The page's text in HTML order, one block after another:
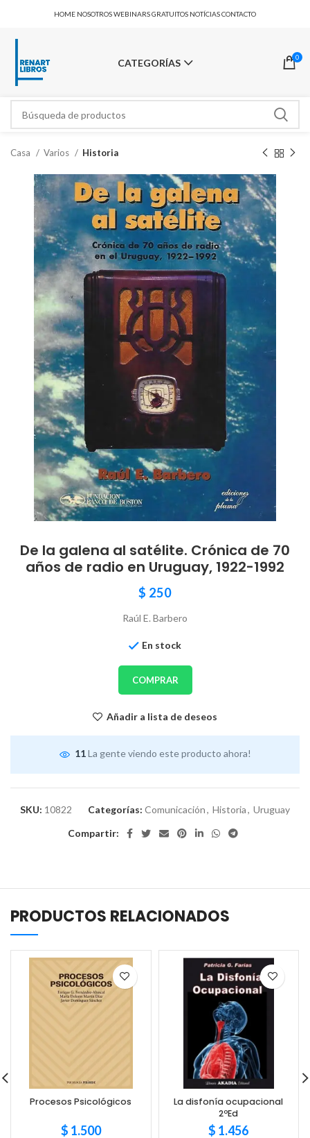
HOME NOSOTROSWEBINARS GRATUITOS NOTÍCIASCONTACTO
CATEGORÍAS 0
Casa Varios Historia
De la galena al satélite. Crónica de 70
años de radio en Uruguay, 1922-1992
$ 250
Raúl E. Barbero
En stock
COMPRAR
Añadir a lista de deseos
11 La gente viendo este producto ahora!
SKU: 10822 Categorías: Comunicación, Historia, Uruguay
Compartir:
PRODUCTOS RELACIONADOS
Procesos Psicológicos
$ 1.500
La disfonía ocupacional
2ºEd
$ 1.456